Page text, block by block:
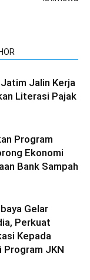
Jalin Kerja
Literasi Pajak
Program
Ekonomi
Bank Sampah
Gelar
Perkuat
Kepada
Program JKN